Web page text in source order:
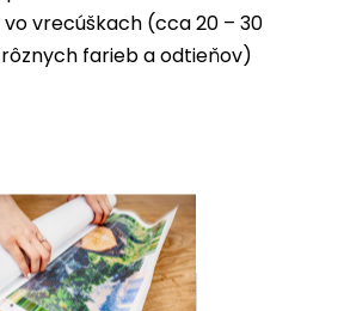
vrecúškach (cca 20 – 30
farieb a odtieňov)